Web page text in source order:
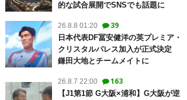
的な試合展開でSNSでも話題に
26.8.8 01:20 39
日本代表DF冨安健洋の英プレミア・
クリスタルパレス加入が正式決定
鎌田大地とチームメイトに
26.8.7 22:00 163
【J1第1節 G大阪×浦和】G大阪が逆